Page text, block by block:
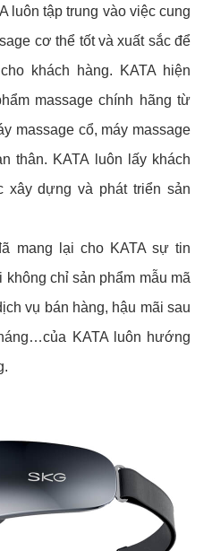
luôn tập trung vào việc cung
cơ thể tốt và xuất sắc để
khách hàng. KATA hiện
massage chính hãng từ
massage cổ, máy massage
thân. KATA luôn lấy khách
xây dựng và phát triển sản
mang lại cho KATA sự tin
chỉ sản phẩm mẫu mã
vụ bán hàng, hậu mãi sau
KATA luôn hướng